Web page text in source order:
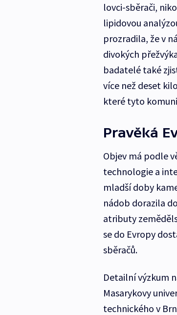
lovci-sběrači,
lipidovou
prozradila, že v
divokých
badatelé také
více než deset
které tyto
Pravěká
Objev má podle
technologie a
mladší doby
nádob dorazila
atributy
se do Evropy
sběračů.
Detailní výzkum
Masarykovy
technického v